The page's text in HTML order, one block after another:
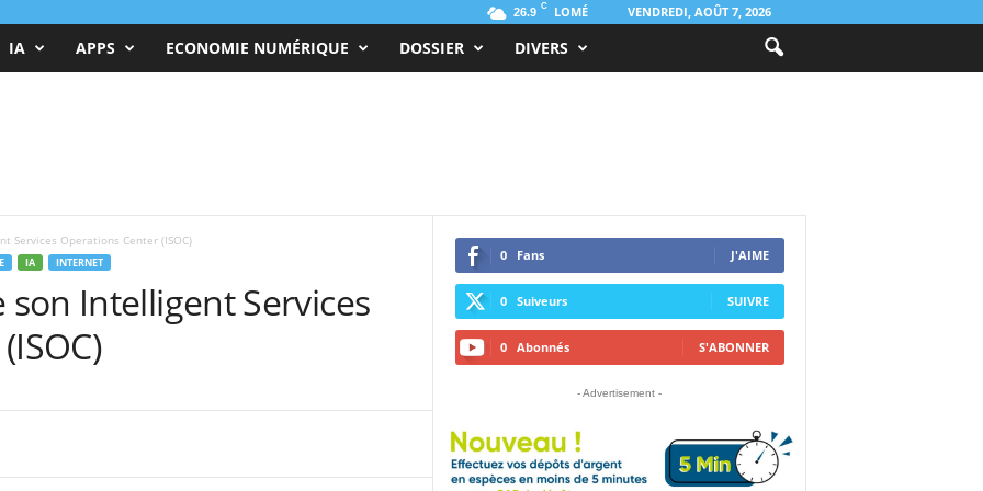
26.9 C LOMÉ VENDREDI, AOÛT 7, 2026
IA APPS ECONOMIE NUMÉRIQUE DOSSIER DIVERS
Services Operations Center (ISOC)
IA INTERNET
Intelligent Services
0 Fans J'AIME
0 Suiveurs SUIVRE
0 Abonnés S'ABONNER
- Advertisement -